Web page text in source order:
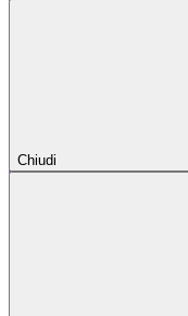
Chiudi